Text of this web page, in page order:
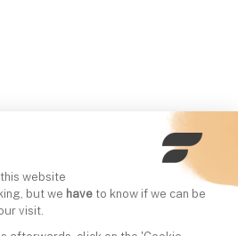
website
but we have to know if we can be
visit.